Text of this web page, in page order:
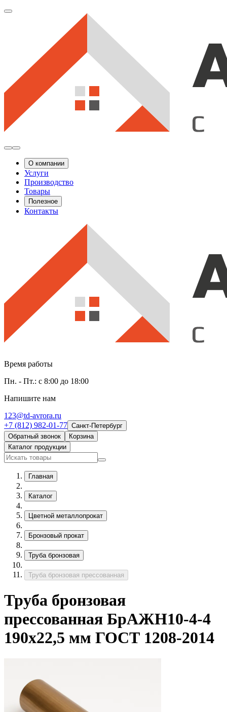
О компании
Услуги
Производство
Товары
Полезное
Контакты
Время работы
Пн. - Пт.: с 8:00 до 18:00
Напишите нам
123@td-avrora.ru
+7 (812) 982-01-77 Санкт-Петербург
Обратный звонок
Корзина
Каталог продукции
Главная
Каталог
Цветной металлопрокат
Бронзовый прокат
Труба бронзовая
Труба бронзовая прессованная
Труба бронзовая
прессованная БрАЖН10-4-4
190х22,5 мм ГОСТ 1208-2014